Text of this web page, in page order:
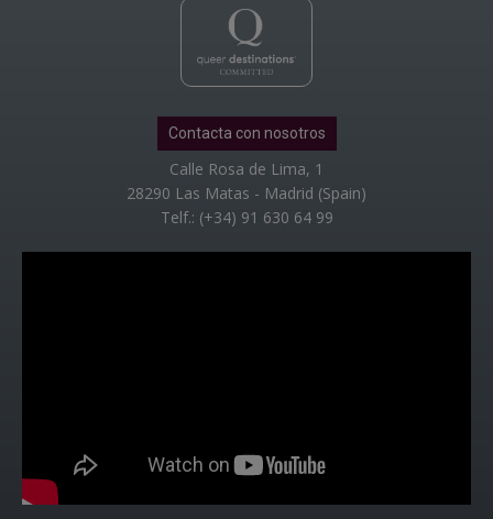
Contacta con nosotros
Calle Rosa de Lima, 1
28290 Las Matas - Madrid (Spain)
Telf.: (+34) 91 630 64 99